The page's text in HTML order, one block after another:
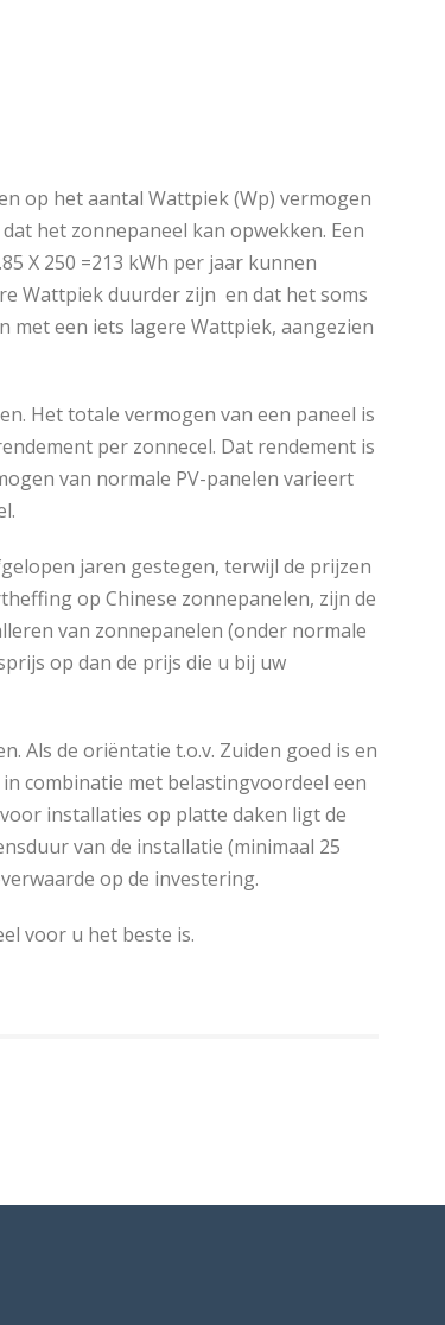
op het aantal Wattpiek (Wp) vermogen
het zonnepaneel kan opwekken. Een
X 250 =213 kWh per jaar kunnen
Wattpiek duurder zijn en dat het soms
met een iets lagere Wattpiek, aangezien
Het totale vermogen van een paneel is
per zonnecel. Dat rendement is
van normale PV-panelen varieert
jaren gestegen, terwijl de prijzen
op Chinese zonnepanelen, zijn de
van zonnepanelen (onder normale
op dan de prijs die u bij uw
Als de oriëntatie t.o.v. Zuiden goed is en
combinatie met belastingvoordeel een
installaties op platte daken ligt de
van de installatie (minimaal 25
op de investering.
voor u het beste is.